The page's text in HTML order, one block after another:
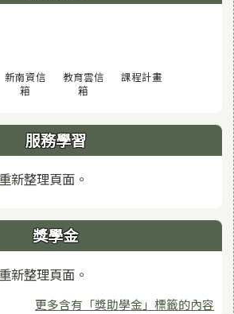
視窗)
新南資信
箱
教育雲信
箱
課程計畫(另開視窗)
服務學習
新整理頁面。
獎學金
新整理頁面。
更多含有「獎助學金」標籤的內容